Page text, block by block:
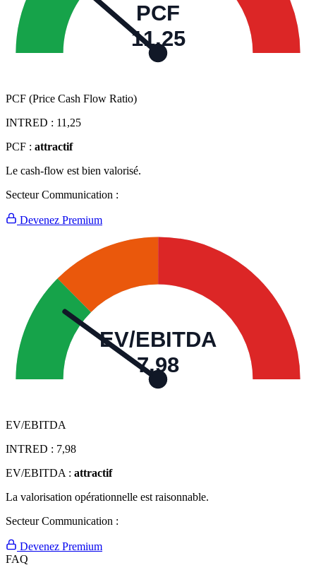
PCF
11,25
PCF (Price Cash Flow Ratio)
INTRED : 11,25
PCF : attractif
Le cash-flow est bien valorisé.
Secteur Communication :
Devenez Premium
EV/EBITDA
7,98
EV/EBITDA
INTRED : 7,98
EV/EBITDA : attractif
La valorisation opérationnelle est raisonnable.
Secteur Communication :
Devenez Premium
FAQ